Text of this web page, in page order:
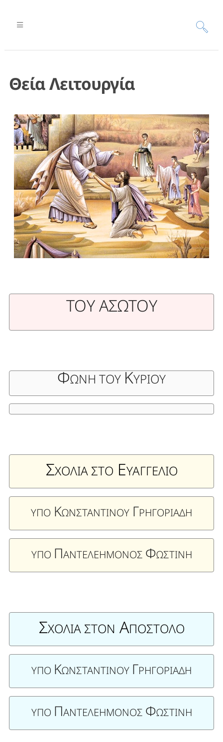
Θεία Λειτουργία
ΤΟΥ ΑΣΩΤΟΥ
ΦΩΝΗ ΤΟΥΚΥΡΙΟΥ
ΣΧΟΛΙΑ ΣΤΟ ΕΥΑΓΓΕΛΙΟ
ΥΠΟ ΚΩΝΣΤΑΝΤΙΝΟΥ ΓΡΗΓΟΡΙΑΔΗ
ΥΠΟ ΠΑΝΤΕΛΕΗΜΟΝΟΣ ΦΩΣΤΙΝΗ
ΣΧΟΛΙΑ ΣΤΟΝ ΑΠΟΣΤΟΛΟ
ΥΠΟ ΚΩΝΣΤΑΝΤΙΝΟΥ ΓΡΗΓΟΡΙΑΔΗ
ΥΠΟ ΠΑΝΤΕΛΕΗΜΟΝΟΣ ΦΩΣΤΙΝΗ